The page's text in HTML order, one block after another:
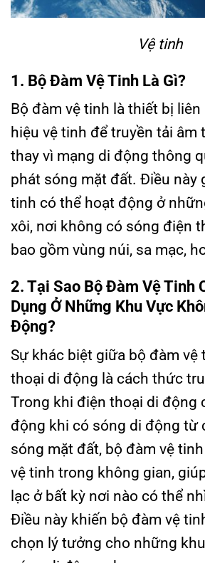
Vệ tinh
1. Bộ Đàm Vệ Tinh Là Gì?
Bộ đàm vệ tinh là thiết bị
hiệu vệ tinh để truyền tải âm
thay vì mạng di động thông
phát sóng mặt đất. Điều này
tinh có thể hoạt động ở
xôi, nơi không có sóng điện
bao gồm vùng núi, sa mạc,
2. Tại Sao Bộ Đàm Vệ Tinh
Dụng Ở Những Khu Vực
Động?
Sự khác biệt giữa bộ đàm vệ
thoại di động là cách thức
Trong khi điện thoại di động
động khi có sóng di động từ
sóng mặt đất, bộ đàm vệ
vệ tinh trong không gian,
lạc ở bất kỳ nơi nào có thể
Điều này khiến bộ đàm vệ
chọn lý tưởng cho những